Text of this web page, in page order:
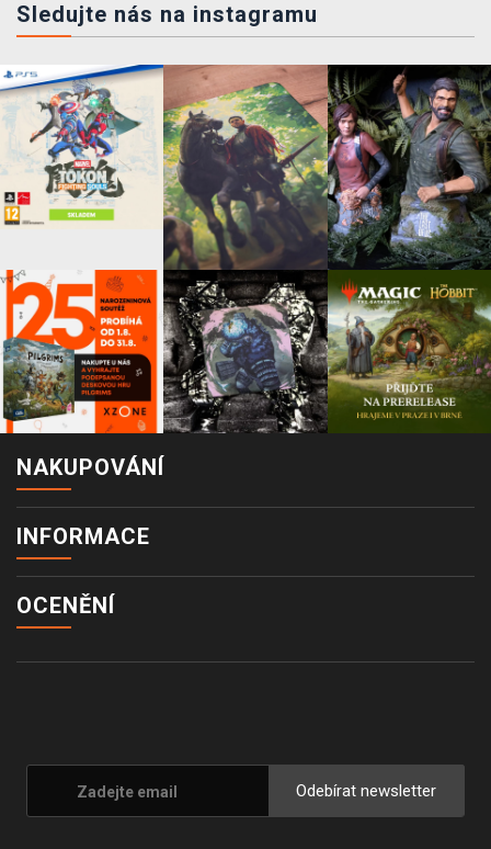
Sledujte nás na instagramu
NAKUPOVÁNÍ
INFORMACE
OCENĚNÍ
Odebírat newsletter